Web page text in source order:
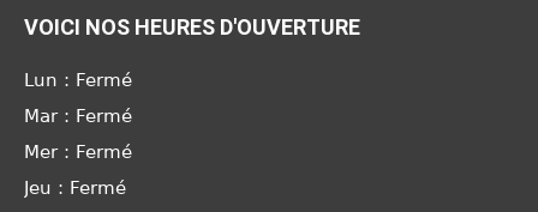
VOICI NOS HEURES D'OUVERTURE
Lun : Fermé
Mar : Fermé
Mer : Fermé
Jeu : Fermé